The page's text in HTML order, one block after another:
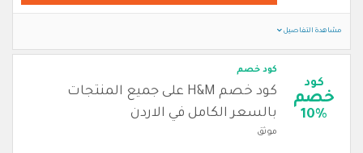
مشاهدة التفاصيل
كود
خصم
10%
كود خصم
كود خصم H&M على جميع المنتجات
بالسعر الكامل في الاردن
موثق